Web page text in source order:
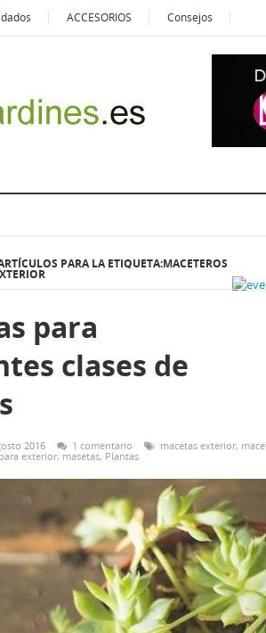
ACCESORIOS Consejos
PARA LA ETIQUETA:MACETEROS
para
clases de
2016 1 comentario macetas exterior,
exterior, masetas, Plantas